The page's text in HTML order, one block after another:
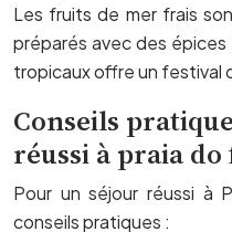
Les fruits de mer frais
préparés avec des
tropicaux offre un festival
Conseils
réussi à praia
Pour un séjour réussi à
conseils pratiques :